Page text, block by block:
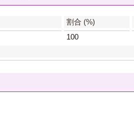
割合 (%)
100